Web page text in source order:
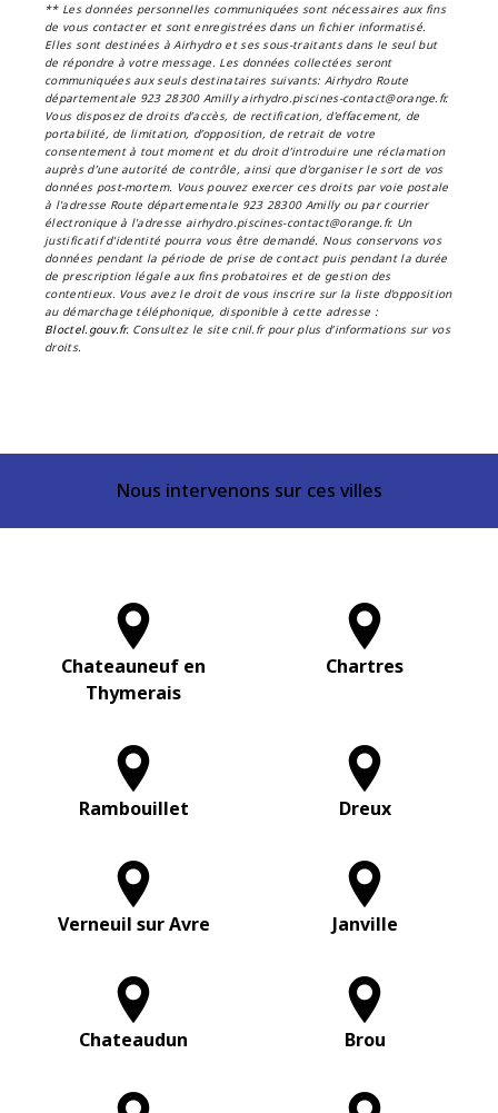
** Les données personnelles communiquées sont nécessaires aux fins
de vous contacter et sont enregistrées dans un fichier informatisé.
Elles sont destinées à Airhydro et ses sous-traitants dans le seul but
de répondre à votre message. Les données collectées seront
communiquées aux seuls destinataires suivants: Airhydro Route
départementale 923 28300 Amilly airhydro.piscines-contact@orange.fr.
Vous disposez de droits d’accès, de rectification, d’effacement, de
portabilité, de limitation, d’opposition, de retrait de votre
consentement à tout moment et du droit d’introduire une réclamation
auprès d’une autorité de contrôle, ainsi que d’organiser le sort de vos
données post-mortem. Vous pouvez exercer ces droits par voie postale
à l'adresse Route départementale 923 28300 Amilly ou par courrier
électronique à l'adresse airhydro.piscines-contact@orange.fr. Un
justificatif d'identité pourra vous être demandé. Nous conservons vos
données pendant la période de prise de contact puis pendant la durée
de prescription légale aux fins probatoires et de gestion des
contentieux. Vous avez le droit de vous inscrire sur la liste d'opposition
au démarchage téléphonique, disponible à cette adresse :
Bloctel.gouv.fr. Consultez le site cnil.fr pour plus d’informations sur vos
droits.
Nous intervenons sur ces villes
Chateauneuf en
Thymerais
Chartres
Rambouillet Dreux
Verneuil sur Avre Janville
Chateaudun Brou